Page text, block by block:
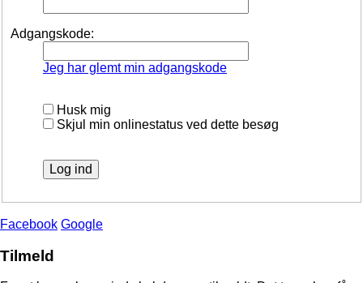
Adgangskode:
Jeg har glemt min adgangskode
Husk mig
Skjul min onlinestatus ved dette besøg
Facebook Google
Tilmeld